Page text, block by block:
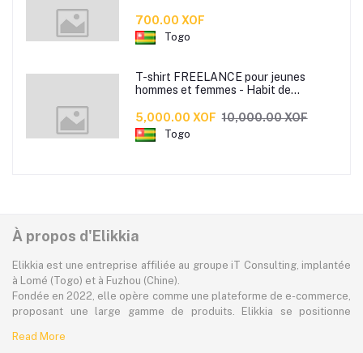
votre café ou the.
700.00 XOF
Togo
T-shirt FREELANCE pour jeunes
hommes et femmes - Habit de
disponible en 3 couleurs
5,000.00 XOF 10,000.00 XOF
Togo
À propos d'Elikkia
Elikkia est une entreprise affiliée au groupe iT Consulting, implantée
à Lomé (Togo) et à Fuzhou (Chine).
Fondée en 2022, elle opère comme une plateforme de e-commerce,
proposant une large gamme de produits. Elikkia se positionne
offrant à la fois la possibilité d'acheter localement et directement
Read More